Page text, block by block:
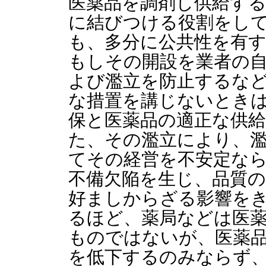
に結びつける役割をし
も、多分に公共性を有
もしその開設を業者の
よび濫立を防止するな
な措置を講じないとき
保と医薬品の適正な供
た、その濫立により、
てその経営を不安定な
不備欠陥を生じ、品質
好ましからざる影響を
るほど、薬局などは医
ものではないが、医薬
を低下するのみならず